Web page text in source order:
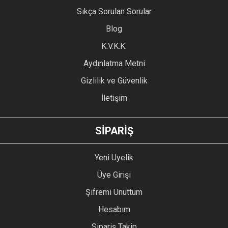
Ürün açıklamasında eksik bilgiler bulunuyor.
Ürün bilgilerinde hatalar bulunuyor.
Ürün fiyatı diğer sitelerden daha pahalı.
GÖNDER
Sıkça Sorulan Sorular
Blog
K.V.K.K.
Aydınlatma Metni
Gizlilik ve Güvenlik
İletişim
SİPARİŞ
Yeni Üyelik
Üye Girişi
Şifremi Unuttum
Hesabım